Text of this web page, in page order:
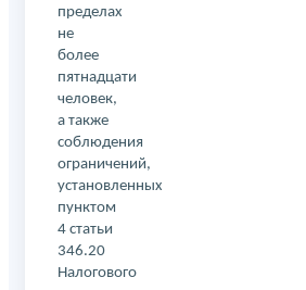
пределах
не
более
пятнадцати
человек,
а также
соблюдения
ограничений,
установленных
пунктом
4 статьи
346.20
Налогового